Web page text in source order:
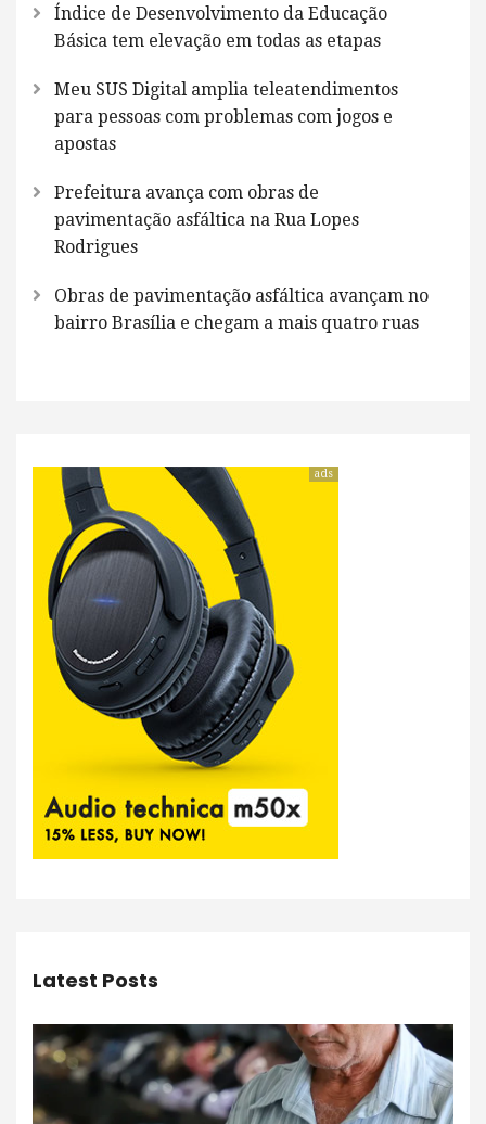
Índice de Desenvolvimento da Educação
Básica tem elevação em todas as etapas
Meu SUS Digital amplia teleatendimentos
para pessoas com problemas com jogos e
apostas
Prefeitura avança com obras de
pavimentação asfáltica na Rua Lopes
Rodrigues
Obras de pavimentação asfáltica avançam no
bairro Brasília e chegam a mais quatro ruas
ads
Latest Posts